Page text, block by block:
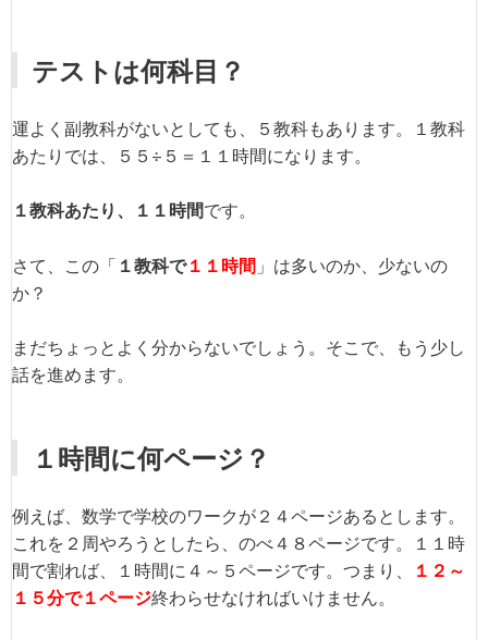
テストは何科目？
運よく副教科がないとしても、５教科もあります。１教科
あたりでは、５５÷５＝１１時間になります。
１教科あたり、１１時間です。
さて、この「 １教科で１１時間 」は多いのか、少ないの
か？
まだちょっとよく分からないでしょう。そこで、もう少し
話を進めます。
１時間に何ページ？
例えば、数学で学校のワークが２４ページあるとします。
これを２周やろうとしたら、のべ４８ページです。１１時
間で割れば、１時間に４～５ページです。つまり、
１２～
１５分で１ページ終わらせなければいけません。